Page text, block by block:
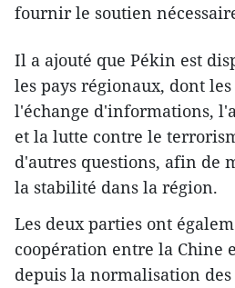
fournir le soutien
Il a ajouté que Pékin est
les pays régionaux, dont
l'échange d'informations,
et la lutte contre le
d'autres questions, afin de
la stabilité dans la région.
Les deux parties ont
coopération entre la Chine
depuis la normalisation